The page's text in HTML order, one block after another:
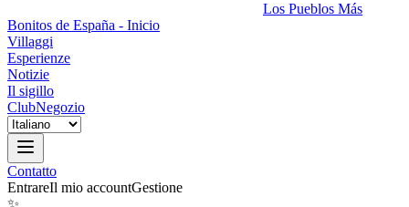
Los Pueblos Más
Bonitos de España - Inicio
Villaggi
Esperienze
Notizie
Il sigillo
ClubNegozio
Contatto
EntrareIl mio accountGestione
✨